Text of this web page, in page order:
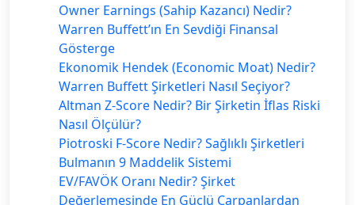
Owner Earnings (Sahip Kazancı) Nedir?
Warren Buffett’ın En Sevdiği Finansal
Gösterge
Ekonomik Hendek (Economic Moat) Nedir?
Warren Buffett Şirketleri Nasıl Seçiyor?
Altman Z-Score Nedir? Bir Şirketin İflas Riski
Nasıl Ölçülür?
Piotroski F-Score Nedir? Sağlıklı Şirketleri
Bulmanın 9 Maddelik Sistemi
EV/FAVÖK Oranı Nedir? Şirket
Değerlemesinde En Güçlü Çarpanlardan